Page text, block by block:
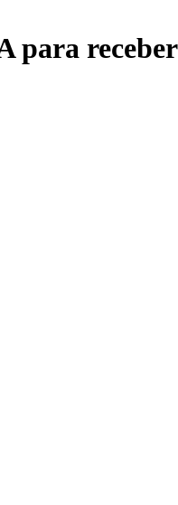
para receber